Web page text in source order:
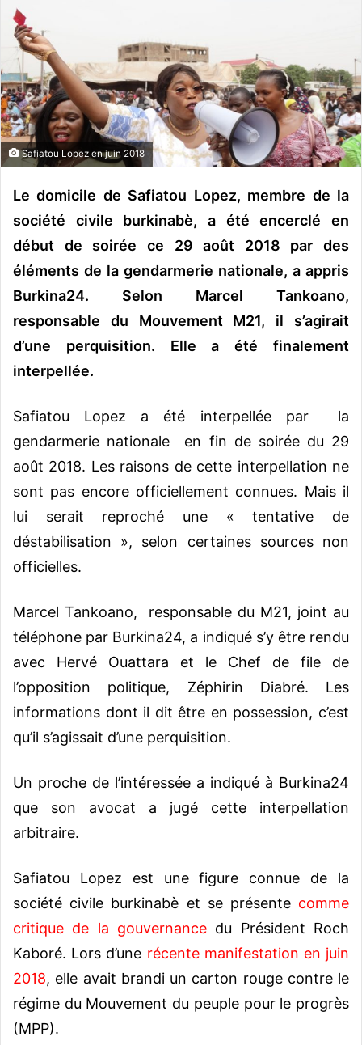
c
o
u
r
r
e
l
Safiatou Lopez en juin 2018
Le domicile de Safiatou Lopez, membre de la
société civile burkinabè, a été encerclé en
début de soirée ce 29 août 2018 par des
éléments de la gendarmerie nationale, a appris
Burkina24. Selon Marcel Tankoano,
responsable du Mouvement M21, il s’agirait
d’une perquisition. Elle a été finalement
interpellée.
Safiatou Lopez a été interpellée par la
gendarmerie nationale en fin de soirée du 29
août 2018. Les raisons de cette interpellation ne
sont pas encore officiellement connues. Mais il
lui serait reproché une « tentative de
déstabilisation », selon certaines sources non
officielles.
Marcel Tankoano, responsable du M21, joint au
téléphone par Burkina24, a indiqué s’y être rendu
avec Hervé Ouattara et le Chef de file de
l’opposition politique, Zéphirin Diabré. Les
informations dont il dit être en possession, c’est
qu’il s’agissait d’une perquisition.
Un proche de l’intéressée a indiqué à Burkina24
que son avocat a jugé cette interpellation
arbitraire.
Safiatou Lopez est une figure connue de la
société civile burkinabè et se présente comme
critique de la gouvernance du Président Roch
Kaboré. Lors d’une récente manifestation en juin
2018, elle avait brandi un carton rouge contre le
régime du Mouvement du peuple pour le progrès
(MPP).